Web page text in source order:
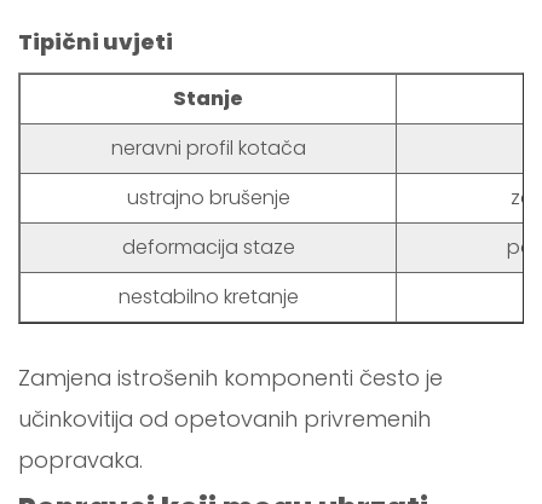
Tipični uvjeti
Stanje
neravni profil kotača
ustrajno brušenje
deformacija staze
nestabilno kretanje
Zamjena istrošenih komponenti često je
učinkovitija od opetovanih privremenih
popravaka.